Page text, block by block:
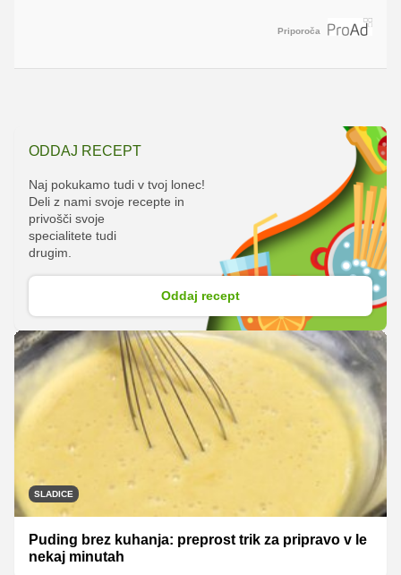
Priporoča
ODDAJ RECEPT
Naj pokukamo tudi v tvoj lonec!
Deli z nami svoje recepte in
privošči svoje
specialitete tudi
drugim.
Oddaj recept
SLADICE
Puding brez kuhanja: preprost trik za pripravo v le
nekaj minutah